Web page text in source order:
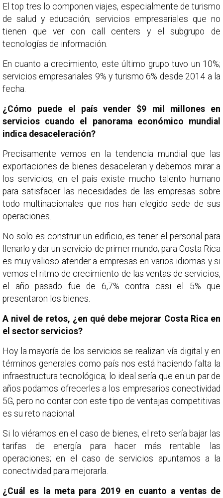
El top tres lo componen viajes, especialmente de turismo
de salud y educación; servicios empresariales que no
tienen que ver con call centers y el subgrupo de
tecnologías de información.
En cuanto a crecimiento, este último grupo tuvo un 10%;
servicios empresariales 9% y turismo 6% desde 2014 a la
fecha.
¿Cómo puede el país vender $9 mil millones en
servicios cuando el panorama económico mundial
indica desaceleración?
Precisamente vemos en la tendencia mundial que las
exportaciones de bienes desaceleran y debemos mirar a
los servicios; en el país existe mucho talento humano
para satisfacer las necesidades de las empresas sobre
todo multinacionales que nos han elegido sede de sus
operaciones.
No solo es construir un edificio, es tener el personal para
llenarlo y dar un servicio de primer mundo; para Costa Rica
es muy valioso atender a empresas en varios idiomas y si
vemos el ritmo de crecimiento de las ventas de servicios,
el año pasado fue de 6,7% contra casi el 5% que
presentaron los bienes.
A nivel de retos, ¿en qué debe mejorar Costa Rica en
el sector servicios?
Hoy la mayoría de los servicios se realizan vía digital y en
términos generales como país nos está haciendo falta la
infraestructura tecnológica; lo ideal sería que en un par de
años podamos ofrecerles a los empresarios conectividad
5G, pero no contar con este tipo de ventajas competitivas
es su reto nacional.
Si lo viéramos en el caso de bienes, el reto sería bajar las
tarifas de energía para hacer más rentable las
operaciones; en el caso de servicios apuntamos a la
conectividad para mejorarla.
¿Cuál es la meta para 2019 en cuanto a ventas de